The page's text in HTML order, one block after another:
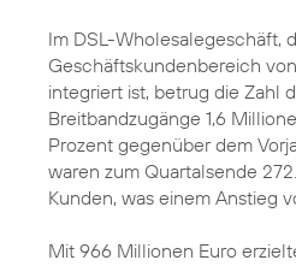
Im DSL-Wholesalegeschäft,
Geschäftskundenbereich
integriert ist, betrug die Zahl
Breitbandzugänge 1,6
Prozent gegenüber dem
waren zum Quartalsende
Kunden, was einem Anstieg
Mit 966 Millionen Euro